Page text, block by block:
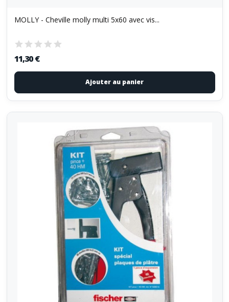
MOLLY - Cheville molly multi 5x60 avec vis...
11,30 €
Ajouter au panier